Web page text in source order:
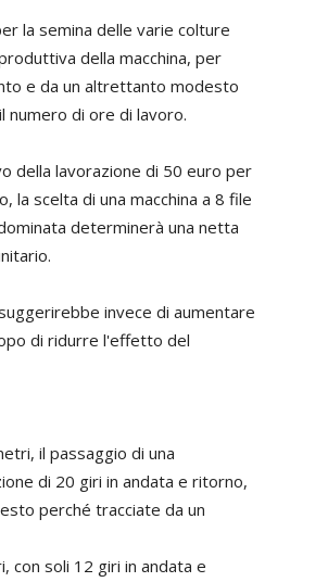
la semina delle varie colture
della macchina, per
e da un altrettanto modesto
di ore di lavoro.
della lavorazione di 50 euro per
la scelta di una macchina a 8 file
determinerà una netta
invece di aumentare
di ridurre l'effetto del
il passaggio di una
di 20 giri in andata e ritorno,
perché tracciate da un
con soli 12 giri in andata e